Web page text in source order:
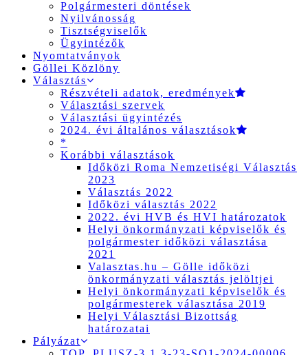
Polgármesteri döntések
Nyilvánosság
Tisztségviselők
Ügyintézők
Nyomtatványok
Göllei Közlöny
Választás
Részvételi adatok, eredmények
Választási szervek
Választási ügyintézés
2024. évi általános választások
*
Korábbi választások
Időközi Roma Nemzetiségi Választás
2023
Választás 2022
Időközi választás 2022
2022. évi HVB és HVI határozatok
Helyi önkormányzati képviselők és
polgármester időközi választása
2021
Valasztas.hu – Gölle időközi
önkormányzati választás jelöltjei
Helyi önkormányzati képviselők és
polgármesterek választása 2019
Helyi Választási Bizottság
határozatai
Pályázat